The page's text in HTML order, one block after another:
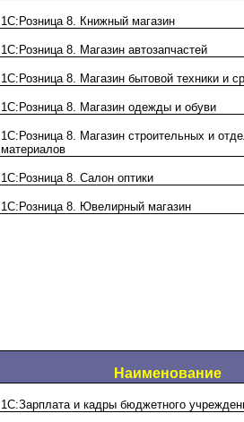
1С:Розница 8. Книжный магазин
1С:Розница 8. Магазин автозапчастей
1С:Розница 8. Магазин бытовой техники и
1С:Розница 8. Магазин одежды и обуви
1С:Розница 8. Магазин строительных и
материалов
1С:Розница 8. Салон оптики
1С:Розница 8. Ювелирный магазин
Наименование
1С:Зарплата и кадры бюджетного